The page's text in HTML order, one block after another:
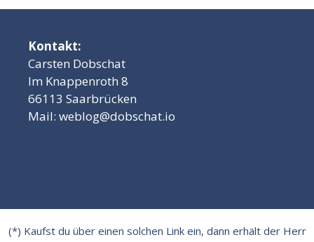
Kontakt:
Carsten Dobschat
Im Knappenroth 8
66113 Saarbrücken
Mail: weblog@dobschat.io
(*) Kaufst du über einen solchen Link ein, dann erhält der Herr